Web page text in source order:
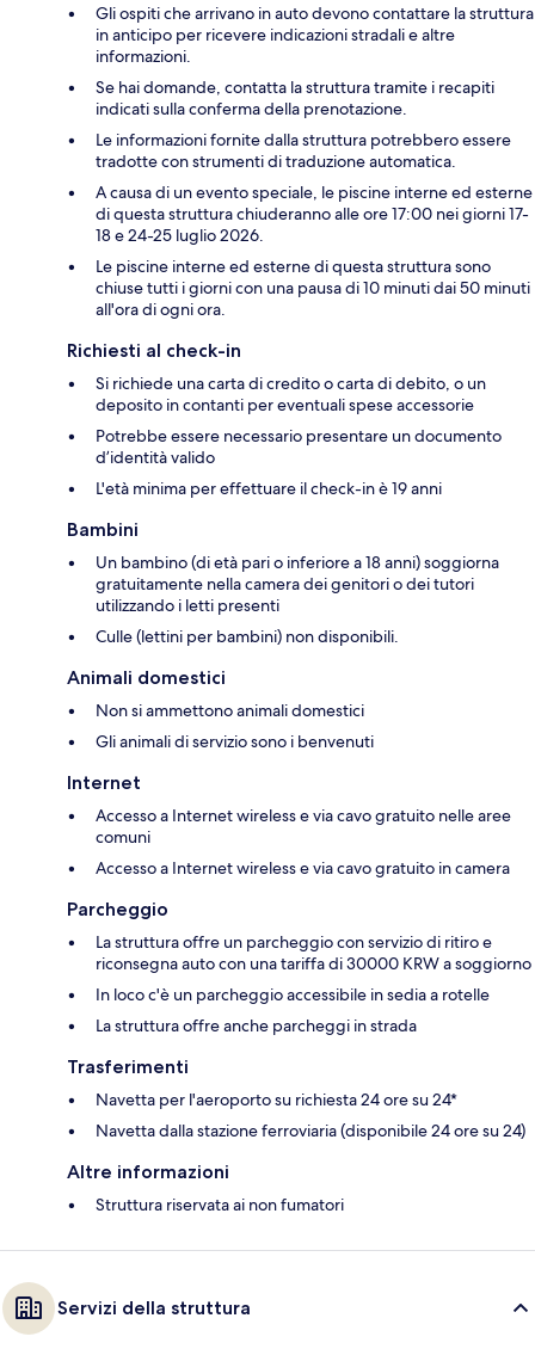
Gli ospiti che arrivano in auto devono contattare la struttura
in anticipo per ricevere indicazioni stradali e altre
informazioni.
Se hai domande, contatta la struttura tramite i recapiti
indicati sulla conferma della prenotazione.
Le informazioni fornite dalla struttura potrebbero essere
tradotte con strumenti di traduzione automatica.
A causa di un evento speciale, le piscine interne ed esterne
di questa struttura chiuderanno alle ore 17:00 nei giorni 17-
18 e 24-25 luglio 2026.
Le piscine interne ed esterne di questa struttura sono
chiuse tutti i giorni con una pausa di 10 minuti dai 50 minuti
all'ora di ogni ora.
Richiesti al check-in
Si richiede una carta di credito o carta di debito, o un
deposito in contanti per eventuali spese accessorie
Potrebbe essere necessario presentare un documento
d’identità valido
L'età minima per effettuare il check-in è 19 anni
Bambini
Un bambino (di età pari o inferiore a 18 anni) soggiorna
gratuitamente nella camera dei genitori o dei tutori
utilizzando i letti presenti
Culle (lettini per bambini) non disponibili.
Animali domestici
Non si ammettono animali domestici
Gli animali di servizio sono i benvenuti
Internet
Accesso a Internet wireless e via cavo gratuito nelle aree
comuni
Accesso a Internet wireless e via cavo gratuito in camera
Parcheggio
La struttura offre un parcheggio con servizio di ritiro e
riconsegna auto con una tariffa di 30000 KRW a soggiorno
In loco c'è un parcheggio accessibile in sedia a rotelle
La struttura offre anche parcheggi in strada
Trasferimenti
Navetta per l'aeroporto su richiesta 24 ore su 24*
Navetta dalla stazione ferroviaria (disponibile 24 ore su 24)
Altre informazioni
Struttura riservata ai non fumatori
Servizi della struttura